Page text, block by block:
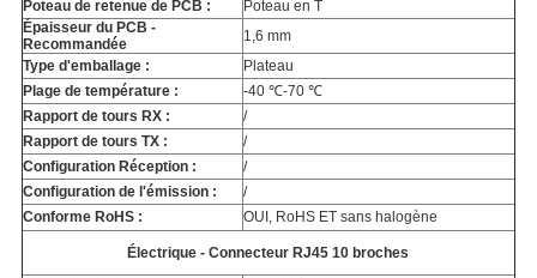
Poteau de retenue de PCB :
Poteau en T
Épaisseur du PCB -
Recommandée
1,6 mm
Type d'emballage :
Plateau
Plage de température :
-40 ℃-70 ℃
Rapport de tours RX :
/
Rapport de tours TX :
/
Configuration Réception :
/
Configuration de l'émission :
/
Conforme RoHS :
OUI, RoHS ET sans halogène
Électrique - Connecteur RJ45 10 broches